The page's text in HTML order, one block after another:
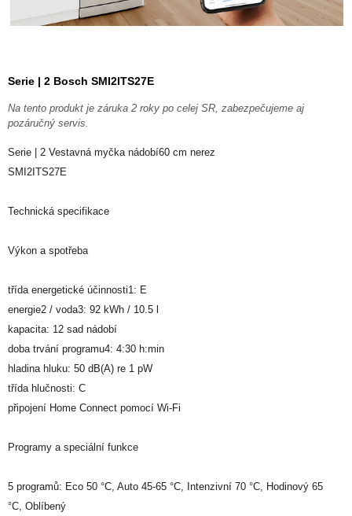
Serie | 2 Bosch SMI2ITS27E
Na tento produkt je záruka 2 roky po celej SR, zabezpečujeme aj
pozáručný servis.
Serie | 2 Vestavná myčka nádobí60 cm nerez
SMI2ITS27E
Technická specifikace
Výkon a spotřeba
třída energetické účinnosti1: E
energie2 / voda3: 92 kWh / 10.5 l
kapacita: 12 sad nádobí
doba trvání programu4: 4:30 h:min
hladina hluku: 50 dB(A) re 1 pW
třída hlučnosti: C
připojení Home Connect pomocí Wi-Fi
Programy a speciální funkce
5 programů: Eco 50 °C, Auto 45-65 °C, Intenzivní 70 °C, Hodinový 65
°C, Oblíbený